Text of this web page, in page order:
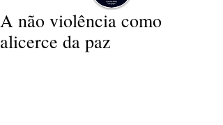
A não violência como
alicerce da paz